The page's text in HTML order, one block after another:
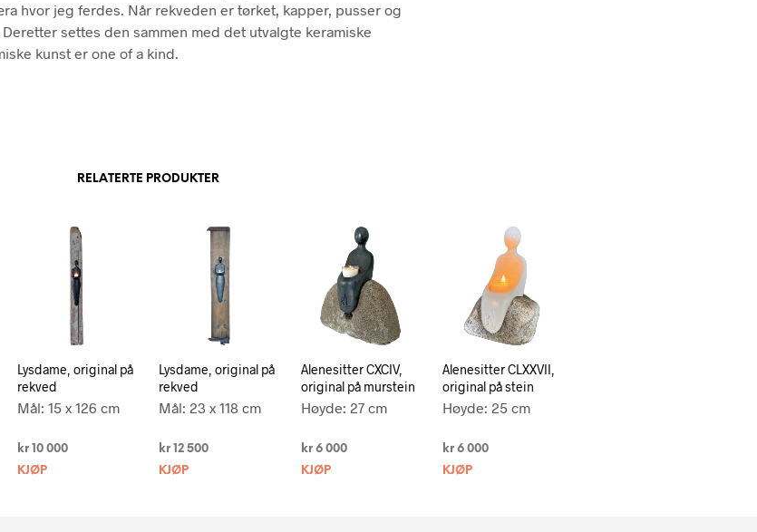
hvor jeg ferdes. Når rekveden er tørket, kapper, pusser og
settes den sammen med det utvalgte keramiske
kunst er one of a kind.
RELATERTE PRODUKTER
Lysdame, original på
rekved
Mål: 15 x 126 cm
kr 10 000
KJØP
Lysdame, original på
rekved
Mål: 23 x 118 cm
kr 12 500
KJØP
Alenesitter CXCIV,
original på murstein
Høyde: 27 cm
kr6 000
KJØP
Alenesitter CLXXVII,
original på stein
Høyde: 25 cm
kr 6 000
KJØP